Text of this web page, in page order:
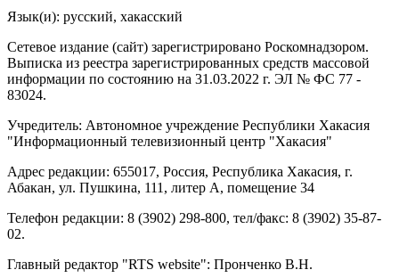
Язык(и): русский, хакасский
Сетевое издание (сайт) зарегистрировано Роскомнадзором.
Выписка из реестра зарегистрированных средств массовой
информации по состоянию на 31.03.2022 г. ЭЛ № ФС 77 -
83024.
Учредитель: Автономное учреждение Республики Хакасия
"Информационный телевизионный центр "Хакасия"
Адрес редакции: 655017, Россия, Республика Хакасия, г.
Абакан, ул. Пушкина, 111, литер А, помещение 34
Телефон редакции: 8 (3902) 298-800, тел/факс: 8 (3902) 35-87-
02.
Главный редактор "RTS website": Пронченко В.Н.